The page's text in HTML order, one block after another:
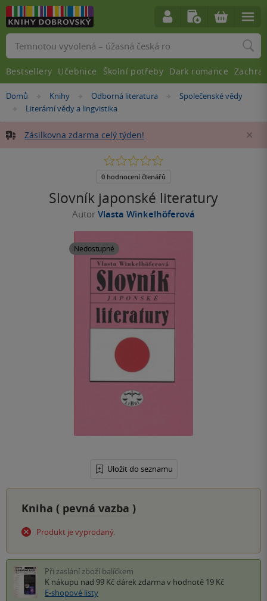
Nacházíte
Domů »Knihy »Odborná literatura »
Společenské vědy
»
Literární vědy a lingvistika
Zásilkovna zdarma celý týden!
Slovník japonské literatury
Autor Vlasta Winkelhöferová
Nedostupné
Uložit do seznamu
0.0
5
0 hodnocení čtenářů
Kniha ( pevná vazba )
Produkt je vyprodaný.
Při zaslání zboží balíčkem
K nákupu nad 99 Kč dárek zdarma v hodnotě 19 Kč
E-shopové listy
Vyhledávání
Bestsellery Učebnice Školní potřeby Dark romance